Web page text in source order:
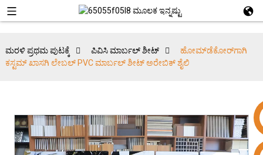
ಮರಳಿ ಪ್ರಥಮ ಪುಟಕ್ಕೆ ಪಿವಿಸಿ ಮಾರ್ಬಲ್ ಶೀಟ್
ಹೋಮ್‌ಡೆಕೋರ್‌ಗಾಗಿ
ಕಸ್ಟಮ್ ಖಾಸಗಿ ಲೇಬಲ್ PVC ಮಾರ್ಬಲ್ ಶೀಟ್ ಅರೇಬಿಕ್ ಶೈಲಿ